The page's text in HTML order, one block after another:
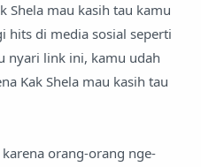
Shela mau kasih tau kamu
hits di media sosial seperti
nyari link ini, kamu udah
Kak Shela mau kasih tau
orang-orang nge-